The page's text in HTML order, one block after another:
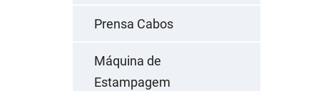
Prensa Cabos
Máquina de
Estampagem